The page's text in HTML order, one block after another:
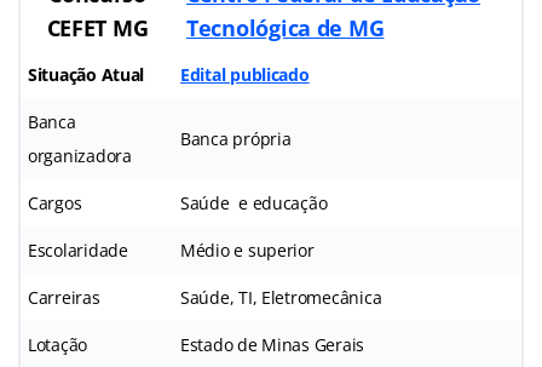
CEFET MG
Tecnológica de MG
Situação Atual Edital publicado
Banca
organizadora
Banca própria
Cargos Saúde e educação
Escolaridade Médio e superior
Carreiras Saúde, TI, Eletromecânica
Lotação Estado de Minas Gerais